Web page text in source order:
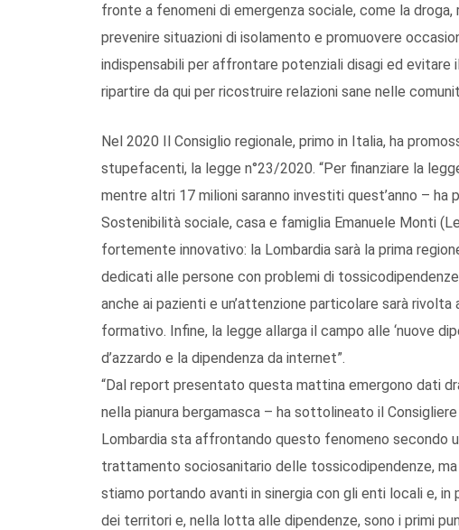
fronte a fenomeni di emergenza sociale, come la
prevenire situazioni di isolamento e promuovere
indispensabili per affrontare potenziali disagi ed evitare
ripartire da qui per ricostruire relazioni sane nelle
Nel 2020 Il Consiglio regionale, primo in Italia, ha
stupefacenti, la legge n°23/2020. “Per finanziare la
mentre altri 17 milioni saranno investiti quest’anno –
Sostenibilità sociale, casa e famiglia Emanuele Monti
fortemente innovativo: la Lombardia sarà la prima
dedicati alle persone con problemi di
anche ai pazienti e un’attenzione particolare sarà
formativo. Infine, la legge allarga il campo alle ‘nuove
d’azzardo e la dipendenza da internet”.
“Dal report presentato questa mattina emergono dati
nella pianura bergamasca – ha sottolineato il
Lombardia sta affrontando questo fenomeno secondo
trattamento sociosanitario delle tossicodipendenze, ma
stiamo portando avanti in sinergia con gli enti locali e,
dei territori e, nella lotta alle dipendenze, sono i primi